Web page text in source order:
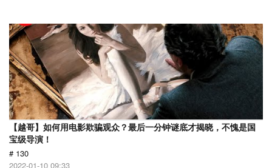
【越哥】如何用电影欺骗观众？最后一分钟谜底才揭晓，不愧是国
宝级导演！
# 130
2022-01-10 09:33